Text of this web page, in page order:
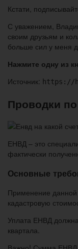
Кстати,
С уважением,
своим друзьям и
больше сил у меня
Нажмите одну из
Источник: https://
Проводки
ЕНВД – это
фактически
Основные
Применение данной
кадастровую
Уплата ЕНВД
квартала.